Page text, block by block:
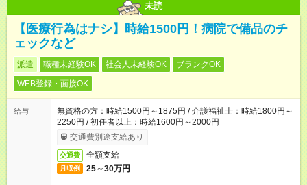
未読
【医療行為はナシ】時給1500円！病院で備品のチ
ェックなど
派遣 職種未経験OK 社会人未経験OK
ブランクOK
WEB登録・面接OK
給与
無資格の方：時給1500円～1875円 / 介護福祉士：時給1800円～
2250円 / 初任者以上：時給1600円～2000円
交通費別途支給あり
交通費 全額支給
月収例 25～30万円